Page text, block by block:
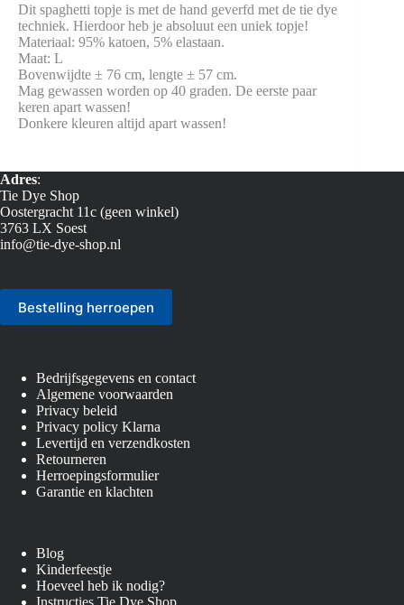
Dit spaghetti topje is met de hand geverfd met de tie dye
techniek. Hierdoor heb je absoluut een uniek topje!
Materiaal: 95% katoen, 5% elastaan.
Maat: L
Bovenwijdte ± 76 cm, lengte ± 57 cm.
Mag gewassen worden op 40 graden. De eerste paar
keren apart wassen!
Donkere kleuren altijd apart wassen!
Adres:
Tie Dye Shop
Oostergracht 11c (geen winkel)
3763 LX Soest
info@tie-dye-shop.nl
Bestelling herroepen
Bedrijfsgegevens en contact
Algemene voorwaarden
Privacy beleid
Privacy policy Klarna
Levertijd en verzendkosten
Retourneren
Herroepingsformulier
Garantie en klachten
Blog
Kinderfeestje
Hoeveel heb ik nodig?
Instructies Tie Dye Shop